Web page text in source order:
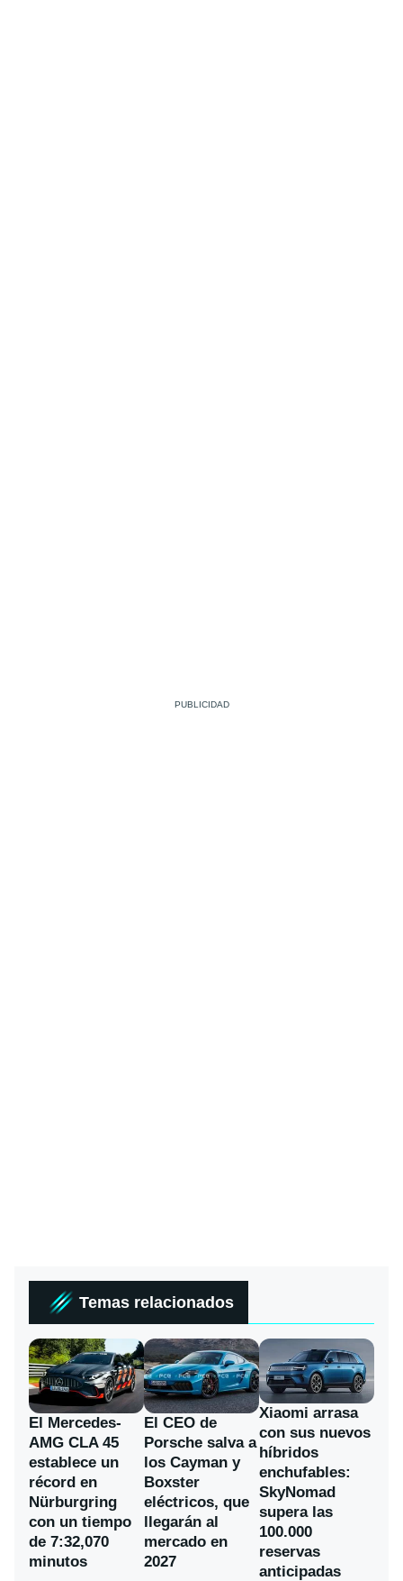
Temas relacionados
El Mercedes-
AMG CLA 45
establece un
récord en
Nürburgring
con un tiempo
de 7:32,070
minutos
El CEO de
Porsche salva a
los Cayman y
Boxster
eléctricos, que
llegarán al
mercado en
2027
Xiaomi arrasa
con sus nuevos
híbridos
enchufables:
SkyNomad
supera las
100.000
reservas
anticipadas